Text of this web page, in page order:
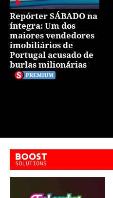
Repórter SÁBADO na
íntegra: Um dos
maiores vendedores
imobiliários de
Portugal acusado de
burlas milionárias